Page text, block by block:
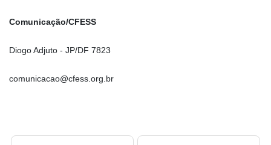
Comunicação/CFESS
Diogo Adjuto - JP/DF 7823
comunicacao@cfess.org.br